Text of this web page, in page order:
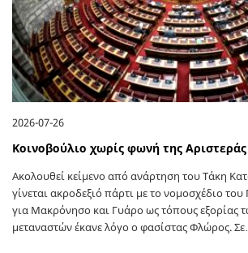
2026-07-26
Κοινοβούλιο χωρίς φωνή της Αριστεράς
Ακολουθεί κείμενο από ανάρτηση του Τάκη
γίνεται ακροδεξιό πάρτι με το νομοσχέδιο
για Μακρόνησο και Γυάρο ως τόπους εξορίας
μεταναστών έκανε λόγο ο φασίστας Φλώρος.